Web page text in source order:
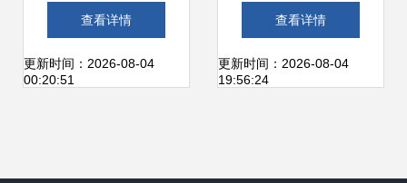
服务管理制度及信
息更新流程
查看详情
更新时间：2026-08-04
00:20:51
中级人民法院邮件
系统 构筑安全高效
查看详情
更新时间：2026-08-04
19:56:24